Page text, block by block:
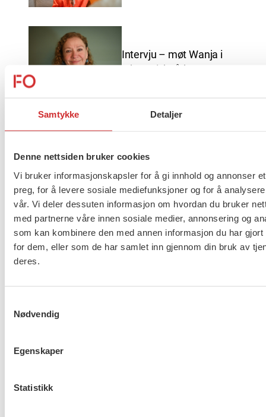
Samtykke Detaljer
Denne nettsiden bruker cookies
Vi bruker informasjonskapsler for å gi innhold og annonser
preg, for å levere sosiale mediefunksjoner og for å
vår. Vi deler dessuten informasjon om hvordan du bruker
med partnerne våre innen sosiale medier, annonsering og
som kan kombinere den med annen informasjon du har gjort
for dem, eller som de har samlet inn gjennom din bruk av
deres.
Nødvendig
Egenskaper
Statistikk
Intervju – møt Wanja i
yrkesetisk råd
Brudd i lønnsoppgjøret for
ansatte innen barnevern,
omsorg og asylmottak (NHO
453)